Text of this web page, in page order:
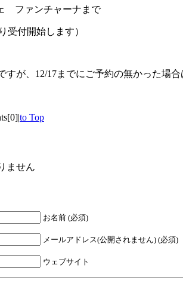
ファンチャーナまで
受付開始します）
すが、12/17までにご予約の無かった場合
|to Top
ません
お名前 (必須)
メールアドレス(公開されません) (必須)
ウェブサイト